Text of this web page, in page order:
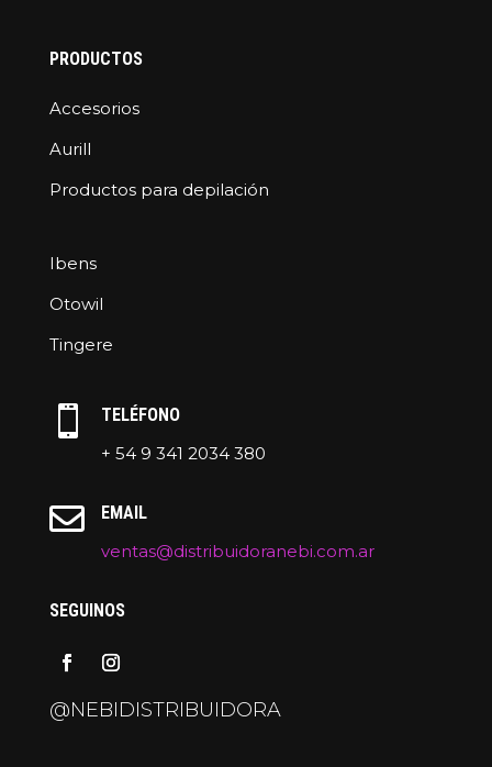
PRODUCTOS
Accesorios
Aurill
Productos para depilación
Ibens
Otowil
Tingere

TELÉFONO
+ 54 9 341 2034 380

EMAIL
ventas@distribuidoranebi.com.ar
SEGUINOS
@NEBIDISTRIBUIDORA